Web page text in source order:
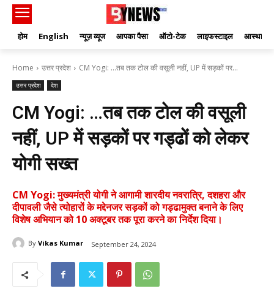
होम English न्यूज़ व्यूज आपका पैसा ऑटो-टेक लाइफस्टाइल आस्था
Home उत्तर प्रदेश CM Yogi: …तब तक टोल की वसूली नहीं, UP में सड़कों पर...
उत्तर प्रदेश देश
CM Yogi: …तब तक टोल की वसूली
नहीं, UP में सड़कों पर गड्ढों को लेकर
योगी सख्त
CM Yogi: मुख्यमंत्री योगी ने आगामी शारदीय नवरात्रि, दशहरा और
दीपावली जैसे त्योहारों के मद्देनजर सड़कों को गड्ढामुक्त बनाने के लिए
विशेष अभियान को 10 अक्टूबर तक पूरा करने का निर्देश दिया।
By Vikas Kumar September 24, 2024